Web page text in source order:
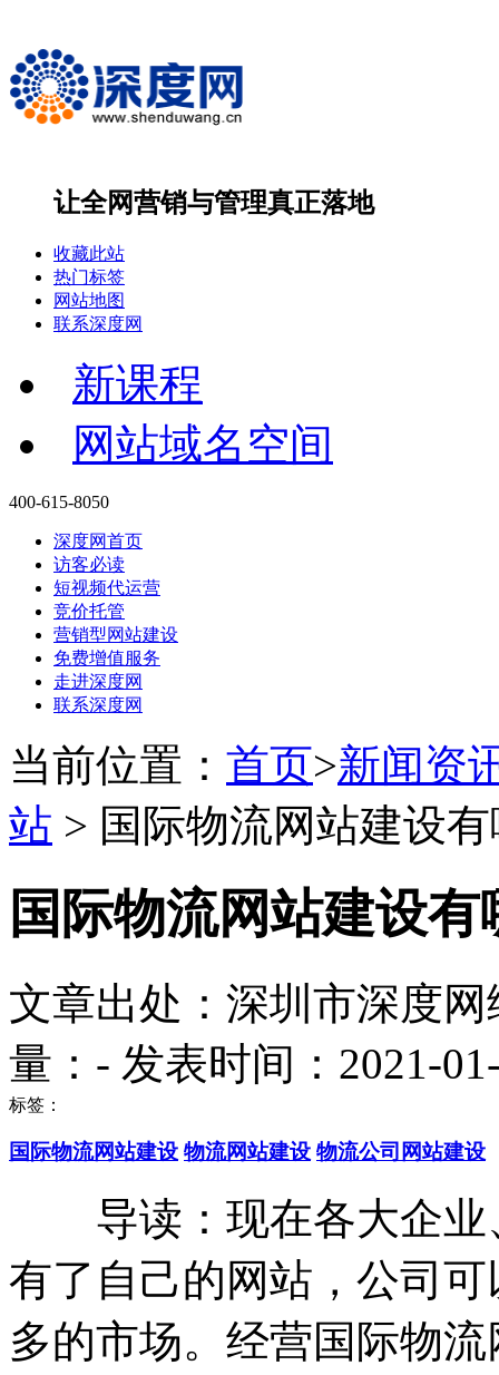
让全网营销与管理真正落地
收藏此站
热门标签
网站地图
联系深度网
新课程
网站域名空间
400-615-8050
深度网首页
访客必读
短视频代运营
竞价托管
营销型网站建设
免费增值服务
走进深度网
联系深度网
当前位置： 首页>新闻资
站 > 国际物流网站建设
国际物流网站建设有
文章出处：深圳市深度
量： - 发表时间：2021-
标签：
国际物流网站建设 物流网站建设 物流公司网站建设
导读：现在各大企业
有了自己的网站，公司
多的市场。经营国际物